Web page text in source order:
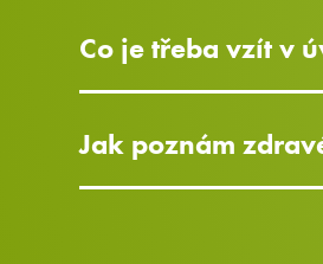
Co je třeba vzít v
Jak poznám